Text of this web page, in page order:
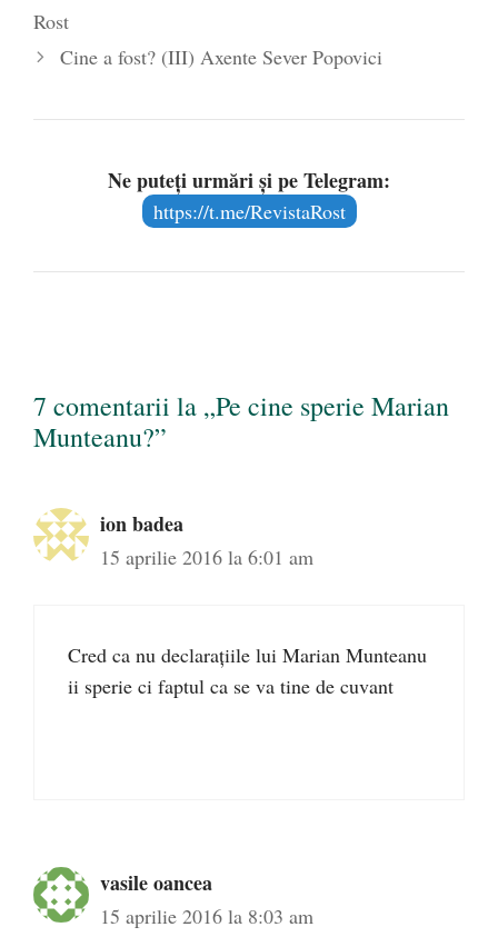
Rost
Cine a fost? (III) Axente Sever Popovici
Ne puteți urmări și pe Telegram:
https://t.me/RevistaRost
7 comentarii la „Pe cine sperie Marian
Munteanu?”
ion badea
15 aprilie 2016 la 6:01 am
Cred ca nu declarațiile lui Marian Munteanu
ii sperie ci faptul ca se va tine de cuvant
vasile oancea
15 aprilie 2016 la 8:03 am